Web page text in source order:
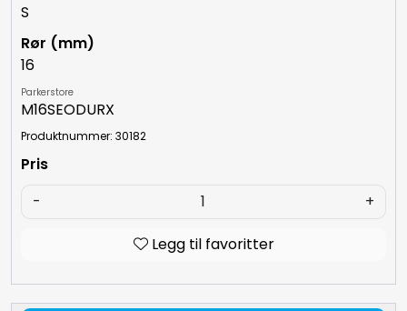
S
16
Parkerstore
M16SEODURX
Produktnummer: 30182
- +
Legg til favoritter